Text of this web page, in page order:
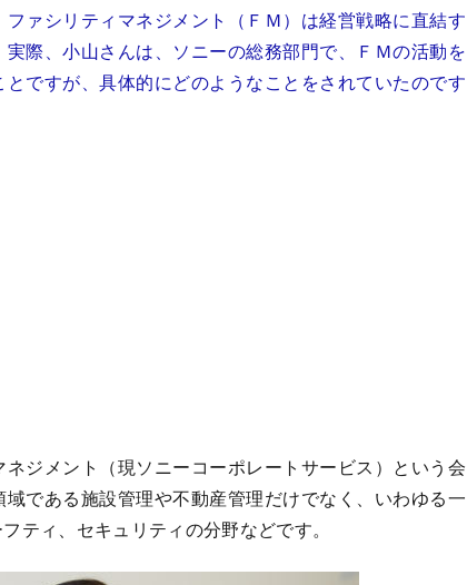
ァシリティマネジメント（ＦＭ）は経営戦略に直結す
際、小山さんは、ソニーの総務部門で、ＦＭの活動を
ですが、具体的にどのようなことをされていたのです
ジメント（現ソニーコーポレートサービス）という会
である施設管理や不動産管理だけでなく、いわゆる一
ティ、セキュリティの分野などです。